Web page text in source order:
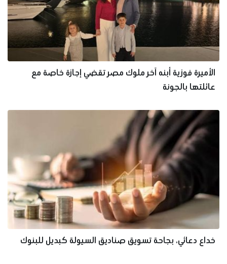
الأميرة فوزية أبنه آخر ملوك مصر تقضي إجازة خاصة مع
عائلتها بالجونة
خداع دعائي، بجاحة تسويق صناديق السيولة كبديل للبنوك